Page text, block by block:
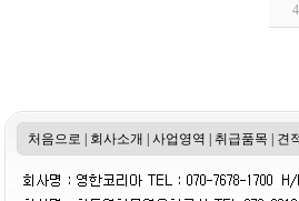
4
처음으로 회사소개 사업영역 취급품목 견